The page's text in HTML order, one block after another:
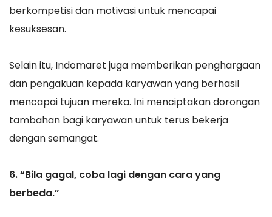
berkompetisi dan motivasi untuk mencapai
kesuksesan.
Selain itu, Indomaret juga memberikan penghargaan
dan pengakuan kepada karyawan yang berhasil
mencapai tujuan mereka. Ini menciptakan dorongan
tambahan bagi karyawan untuk terus bekerja
dengan semangat.
6. “Bila gagal, coba lagi dengan cara yang
berbeda.”